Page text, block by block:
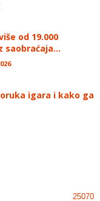
od 19.000
saobraćaja...
igara i kako ga
25070